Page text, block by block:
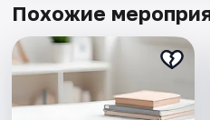
Похожие